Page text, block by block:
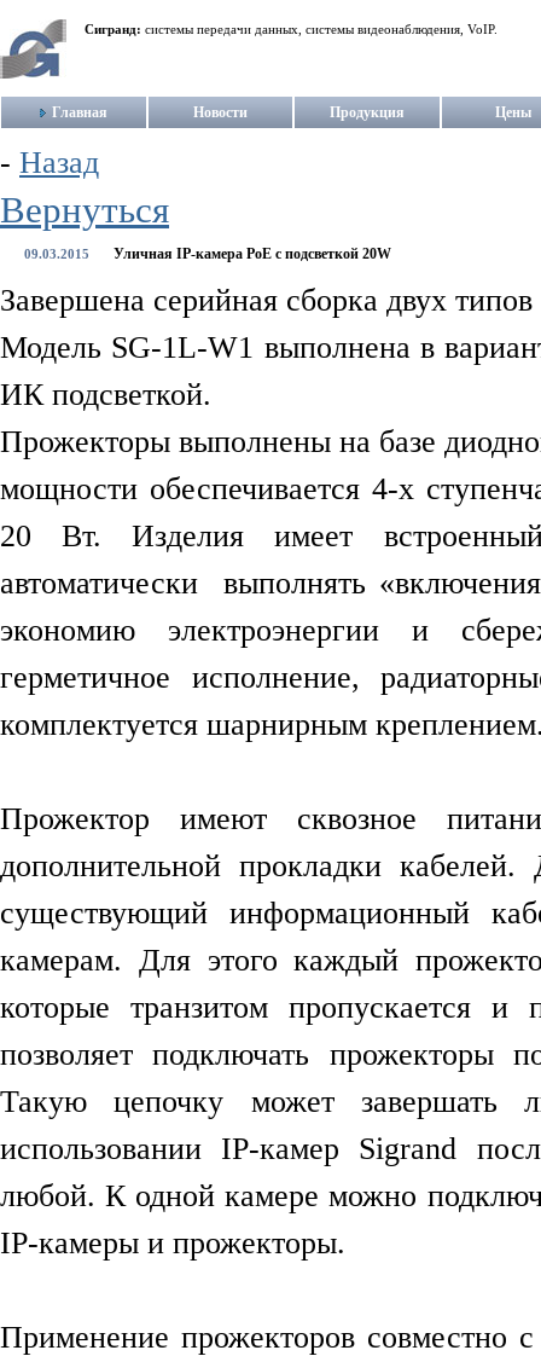
Сигранд: системы передачи данных, системы видеонаблюдения, VoIP.
Главная Новости Продукция Цены
- Назад
Вернуться
09.03.2015 Уличная IP-камера PoE с подсветкой 20W
Завершена серийная сборка двух
Модель SG-1L-W1 выполнена в
ИК подсветкой.
Прожекторы выполнены на базе
мощности обеспечивается 4-х
20 Вт. Изделия имеет
автоматически выполнять
экономию электроэнергии и
герметичное исполнение,
комплектуется шарнирным
Прожектор имеют сквозное
дополнительной прокладки
существующий информационный
камерам. Для этого каждый
которые транзитом пропускается
позволяет подключать прожекторы
Такую цепочку может
использовании IP-камер Sigrand
любой. К одной камере можно
IP-камеры и прожекторы.
Применение прожекторов совместно